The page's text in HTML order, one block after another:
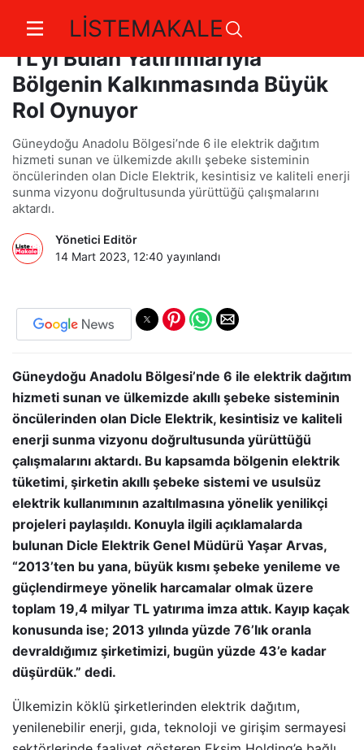
LİSTEMAKALE
Dicle Elektrik, Toplam 20 Milyar
TL'yi Bulan Yatırımlarıyla
Bölgenin Kalkınmasında Büyük
Rol Oynuyor
Güneydoğu Anadolu Bölgesi’nde 6 ile elektrik dağıtım
hizmeti sunan ve ülkemizde akıllı şebeke sisteminin
öncülerinden olan Dicle Elektrik, kesintisiz ve kaliteli enerji
sunma vizyonu doğrultusunda yürüttüğü çalışmalarını
aktardı.
Yönetici Editör
14 Mart 2023, 12:40 yayınlandı
Güneydoğu Anadolu Bölgesi’nde 6 ile elektrik dağıtım
hizmeti sunan ve ülkemizde akıllı şebeke sisteminin
öncülerinden olan Dicle Elektrik, kesintisiz ve kaliteli
enerji sunma vizyonu doğrultusunda yürüttüğü
çalışmalarını aktardı. Bu kapsamda bölgenin elektrik
tüketimi, şirketin akıllı şebeke sistemi ve usulsüz
elektrik kullanımının azaltılmasına yönelik yenilikçi
projeleri paylaşıldı. Konuyla ilgili açıklamalarda
bulunan Dicle Elektrik Genel Müdürü Yaşar Arvas,
“2013’ten bu yana, büyük kısmı şebeke yenileme ve
güçlendirmeye yönelik harcamalar olmak üzere
toplam 19,4 milyar TL yatırıma imza attık. Kayıp kaçak
konusunda ise; 2013 yılında yüzde 76’lık oranla
devraldığımız şirketimizi, bugün yüzde 43’e kadar
düşürdük.” dedi.
Ülkemizin köklü şirketlerinden elektrik dağıtım,
yenilenebilir enerji, gıda, teknoloji ve girişim sermayesi